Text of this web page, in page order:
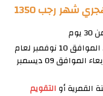
شهر رجب 1350
يبدأ شهر رجب 1350 يوم الثلاثاء الموافق 10 نوفمبر لعام
1931 ميلادي ، وينتهي يوم الأربعاء الموافق 09 ديسمبر
القمرية أو التقويم